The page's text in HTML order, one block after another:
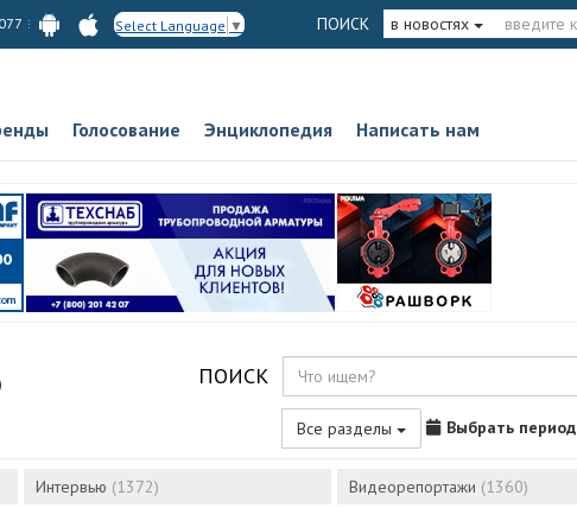
Select Language ▼ ПОИСК в новостях
Голосование Энциклопедия Написать нам
ПОИСК
Все разделы Выбрать период
Интервью (1372) Видеорепортажи (1360)